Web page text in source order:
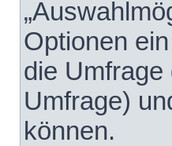
Optionen
die
Umfrage)
können.